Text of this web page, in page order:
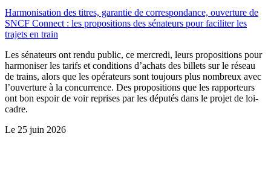
Harmonisation des titres, garantie de correspondance, ouverture de
SNCF Connect : les propositions des sénateurs pour faciliter les
trajets en train
Les sénateurs ont rendu public, ce mercredi, leurs propositions pour
harmoniser les tarifs et conditions d’achats des billets sur le réseau
de trains, alors que les opérateurs sont toujours plus nombreux avec
l’ouverture à la concurrence. Des propositions que les rapporteurs
ont bon espoir de voir reprises par les députés dans le projet de loi-
cadre.
Le 25 juin 2026